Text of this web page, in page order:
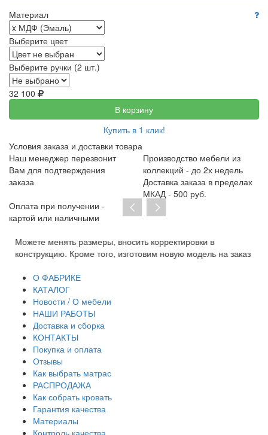
Материал
Выберите цвет
Выберите ручки (2 шт.)
32 100
В корзину
Купить в 1 клик!
Условия заказа и доставки товара
Наш менеджер перезвонит
Вам для подтверждения
заказа
Производство мебели из
коллекций - до 2х недель
Доставка заказа в пределах
МКАД - 500 руб.
Оплата при получении -
картой или наличными
Можете менять размеры, вносить корректировки в
конструкцию. Кроме того, изготовим новую модель на заказ
О ФАБРИКЕ
КАТАЛОГ
Новости / О мебели
НАШИ РАБОТЫ
Доставка и сборка
КОНТАКТЫ
Покупка и оплата
Отзывы
Как выбрать матрас
РАСПРОДАЖА
Как собрать кровать
Гарантия качества
Материалы
Контроль качества